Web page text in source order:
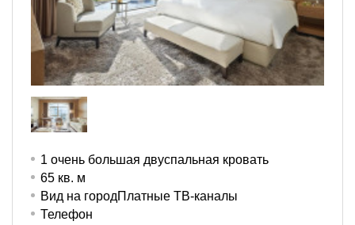
1 очень большая двуспальная кровать
65 кв. м
Вид на городПлатные ТВ-каналы
Телефон